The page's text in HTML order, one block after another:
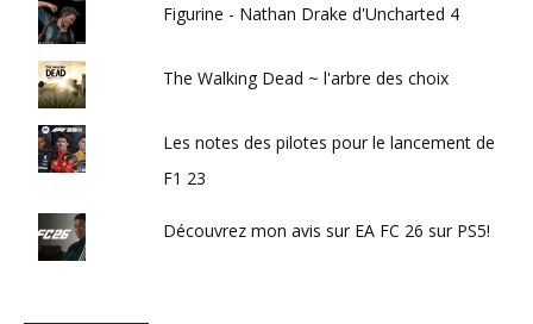
Figurine - Nathan Drake d'Uncharted 4
The Walking Dead ~ l'arbre des choix
Les notes des pilotes pour le lancement de
F1 23
Découvrez mon avis sur EA FC 26 sur PS5!